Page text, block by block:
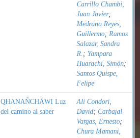
Carrillo Chambi,
Juan Javier;
Medrano Reyes,
Guillermo; Ramos
Salazar, Sandra
R. ; Yampara
Huarachi, Simón;
Santos Quispe,
Felipe
QHANAÑCHÄWI Luz
del camino al saber
Ali Condori,
David; Carbajal
Vargas, Ernesto;
Chura Mamani,